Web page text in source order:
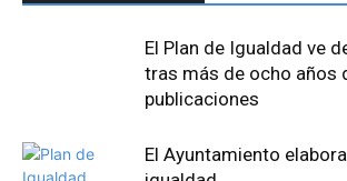
El Plan de Igualdad ve
tras más de ocho años
publicaciones
El Ayuntamiento